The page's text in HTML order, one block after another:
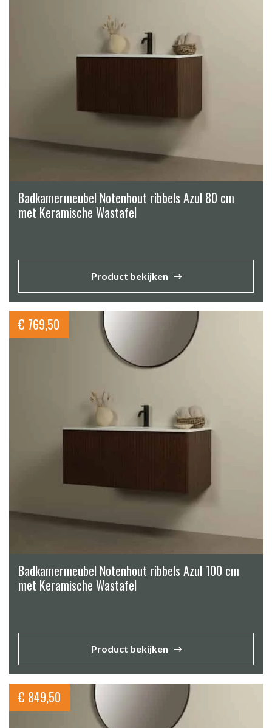
Badkamermeubel Notenhout ribbels Azul 80 cm
met Keramische Wastafel
Product bekijken
€ 769,50
Badkamermeubel Notenhout ribbels Azul 100 cm
met Keramische Wastafel
Product bekijken
€ 849,50